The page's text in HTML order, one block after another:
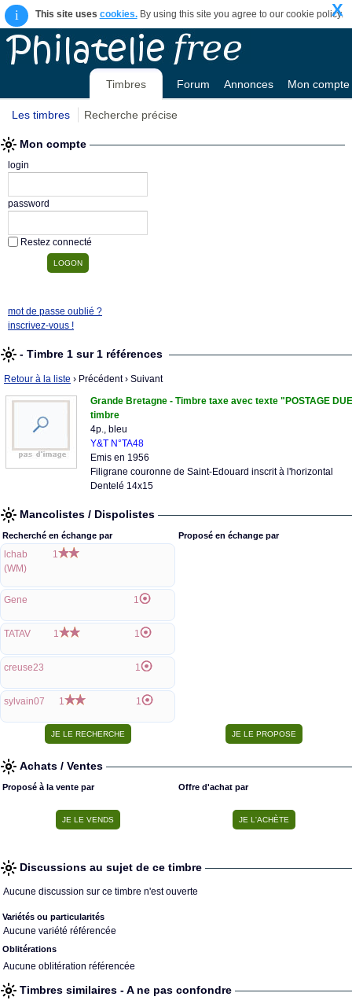
i This site uses cookies.By using this site you agree to our cookie policy.
X
Timbres Forum Annonces Mon compte
Les timbres Recherche précise
Mon compte
login
password
Restez connecté
mot de passe oublié ?
inscrivez-vous !
- Timbre 1 sur 1 références
Retour à la liste › Précédent› Suivant
Grande Bretagne - Timbre taxe avec texte "POSTAGE
timbre
4p., bleu
Y&T N°TA48
Emis en 1956
Filigrane couronne de Saint-Edouard inscrit à l'horizontal
Dentelé 14x15
Mancolistes / Dispolistes
Recherché en échange par
lchab
(WM)
1
Gene 1
TATAV 1 1
creuse23 1
sylvain07 1 1
Proposé en échange par
Achats / Ventes
Proposé à la vente par Offre d'achat par
Discussions au sujet de ce timbre
Aucune discussion sur ce timbre n'est ouverte
Variétés ou particularités
Aucune variété référencée
Oblitérations
Aucune oblitération référencée
Timbres similaires - A ne pas confondre